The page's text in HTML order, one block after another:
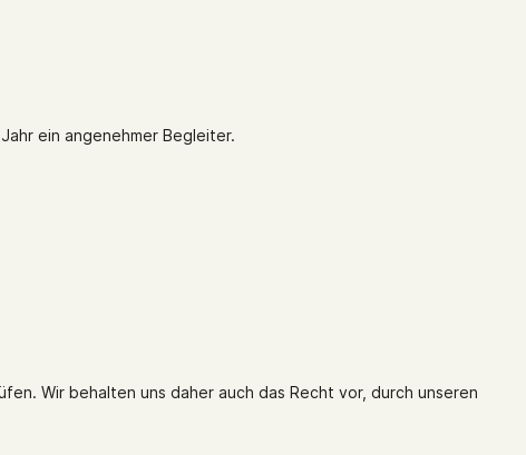
ein angenehmer Begleiter.
Wir behalten uns daher auch das Recht vor, durch unseren